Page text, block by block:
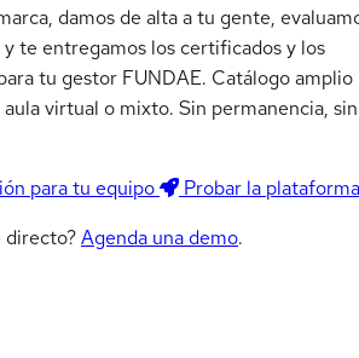
damos de alta a tu gente,
y te entregamos los certificados y los
tu gestor FUNDAE. Catálogo amplio
virtual o mixto. Sin permanencia, sin
para tu equipo
Probar la plataforma
directo?Agenda una demo.